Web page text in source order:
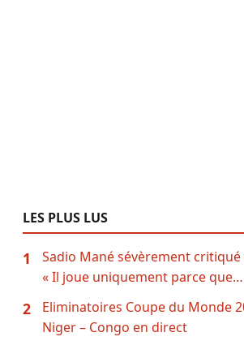
LES PLUS LUS
1
Sadio Mané sévèrement critiqué
« Il joue uniquement parce
2
Eliminatoires Coupe du Monde
Niger – Congo en direct